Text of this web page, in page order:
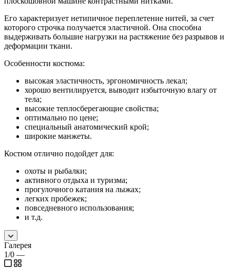
Его характеризует нетипичное переплетение нитей, за счет
которого строчка получается эластичной. Она способна
выдерживать большие нагрузки на растяжение без разрывов и
деформации ткани.
Особенности костюма:
высокая эластичность, эргономичность лекал;
хорошо вентилируется, выводит избыточную влагу от
тела;
высокие теплосберегающие свойства;
оптимально по цене;
специальный анатомический крой;
широкие манжеты.
Костюм отлично подойдет для:
охоты и рыбалки;
активного отдыха и туризма;
прогулочного катания на лыжах;
легких пробежек;
повседневного использования;
и т.д.
Галерея
1/0 —